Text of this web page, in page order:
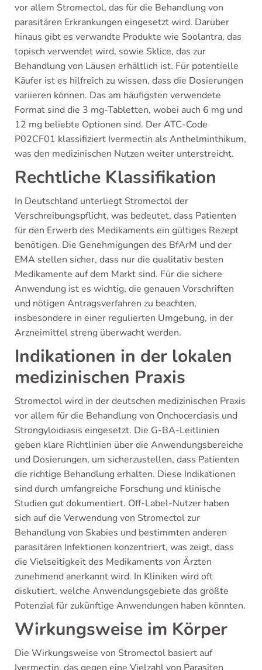
vor allem Stromectol, das für die Behandlung von
parasitären Erkrankungen eingesetzt wird. Darüber
hinaus gibt es verwandte Produkte wie Soolantra, das
topisch verwendet wird, sowie Sklice, das zur
Behandlung von Läusen erhältlich ist. Für potentielle
Käufer ist es hilfreich zu wissen, dass die Dosierungen
variieren können. Das am häufigsten verwendete
Format sind die 3 mg-Tabletten, wobei auch 6 mg und
12 mg beliebte Optionen sind. Der ATC-Code
P02CF01 klassifiziert Ivermectin als Anthelminthikum,
was den medizinischen Nutzen weiter unterstreicht.
Rechtliche Klassifikation
In Deutschland unterliegt Stromectol der
Verschreibungspflicht, was bedeutet, dass Patienten
für den Erwerb des Medikaments ein gültiges Rezept
benötigen. Die Genehmigungen des BfArM und der
EMA stellen sicher, dass nur die qualitativ besten
Medikamente auf dem Markt sind. Für die sichere
Anwendung ist es wichtig, die genauen Vorschriften
und nötigen Antragsverfahren zu beachten,
insbesondere in einer regulierten Umgebung, in der
Arzneimittel streng überwacht werden.
Indikationen in der lokalen
medizinischen Praxis
Stromectol wird in der deutschen medizinischen Praxis
vor allem für die Behandlung von Onchocerciasis und
Strongyloidiasis eingesetzt. Die G-BA-Leitlinien
geben klare Richtlinien über die Anwendungsbereiche
und Dosierungen, um sicherzustellen, dass Patienten
die richtige Behandlung erhalten. Diese Indikationen
sind durch umfangreiche Forschung und klinische
Studien gut dokumentiert. Off-Label-Nutzer haben
sich auf die Verwendung von Stromectol zur
Behandlung von Skabies und bestimmten anderen
parasitären Infektionen konzentriert, was zeigt, dass
die Vielseitigkeit des Medikaments von Ärzten
zunehmend anerkannt wird. In Kliniken wird oft
diskutiert, welche Anwendungsgebiete das größte
Potenzial für zukünftige Anwendungen haben könnten.
Wirkungsweise im Körper
Die Wirkungsweise von Stromectol basiert auf